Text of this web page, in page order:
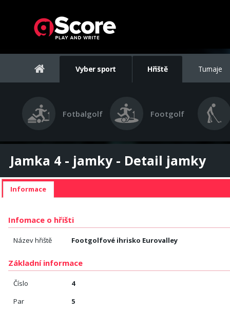
Vyber sport Hřiště Turnaje
Fotbalgolf Footgolf
Jamka 4 - jamky - Detail jamky
Informace
Infomace o hřišti
Název hřiště Footgolfové ihrisko Eurovalley
Základní informace
Číslo
4
Par
5